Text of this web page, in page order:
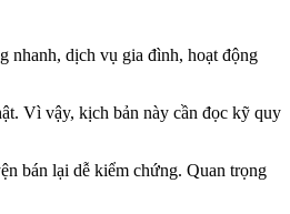
nhanh, dịch vụ gia đình, hoạt động
Vì vậy, kịch bản này cần đọc kỹ quy
bán lại dễ kiểm chứng. Quan trọng